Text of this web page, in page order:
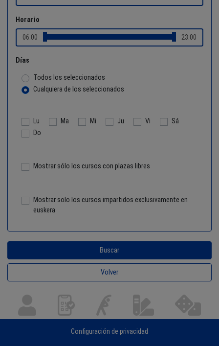
Horario
06:00 23:00
Días
Todos los seleccionados
Cualquiera de los seleccionados
Lu Ma Mi Ju Vi
Sá
Do
Mostrar sólo los cursos con plazas libres
Mostrar solo los cursos impartidos exclusivamente en
euskera
Configuración de privacidad